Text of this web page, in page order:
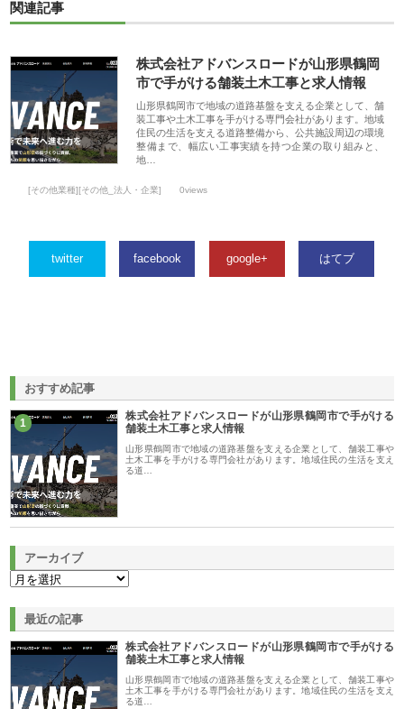
関連記事
株式会社アドバンスロードが山形県鶴岡
市で手がける舗装土木工事と求人情報
山形県鶴岡市で地域の道路基盤を支える企業として、舗
装工事や土木工事を手がける専門会社があります。地域
住民の生活を支える道路整備から、公共施設周辺の環境
整備まで、幅広い工事実績を持つ企業の取り組みと、
地…
[その他業種][その他_法人・企業] 0views
twitter facebook google+ はてブ
おすすめ記事
1
株式会社アドバンスロードが山形県鶴岡市で手がける
舗装土木工事と求人情報
山形県鶴岡市で地域の道路基盤を支える企業として、舗装工事や
土木工事を手がける専門会社があります。地域住民の生活を支え
る道…
アーカイブ
最近の記事
株式会社アドバンスロードが山形県鶴岡市で手がける
舗装土木工事と求人情報
山形県鶴岡市で地域の道路基盤を支える企業として、舗装工事や
土木工事を手がける専門会社があります。地域住民の生活を支え
る道…